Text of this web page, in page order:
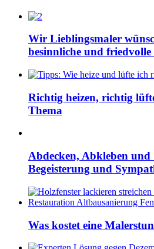
Wir Lieblingsmaler
besinnliche und friedvolle
Richtig heizen, richtig
Thema
Abdecken, Abkleben und
Begeisterung und
Was kostet eine